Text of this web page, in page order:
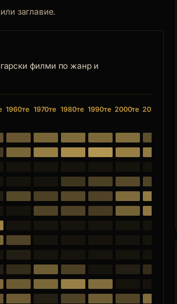
заглавие.
филми по жанр и
1960те 1970те 1980те 1990те 2000те 2010те